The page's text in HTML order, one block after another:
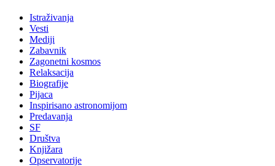
Istraživanja
Vesti
Mediji
Zabavnik
Zagonetni kosmos
Relaksacija
Biografije
Pijaca
Inspirisano astronomijom
Predavanja
SF
Društva
Knjižara
Opservatorije